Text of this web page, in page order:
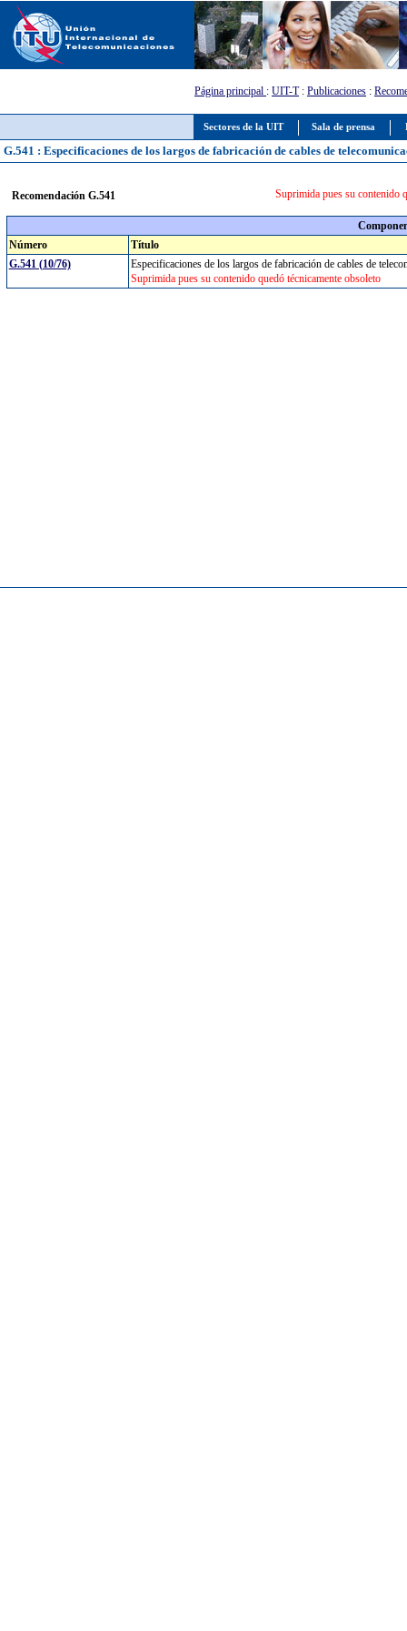
Sectores de la UIT Sala de prensa
Página principal : UIT-T: Publicaciones :
G.541 : Especificaciones de los largos de fabricación de cables de
Recomendación G.541 Suprimida pues su contenido
Número
Título
G.541 (10/76)
Especificaciones de los largos de fabricación de cables de
Suprimida pues su contenido quedó técnicamente obsoleto